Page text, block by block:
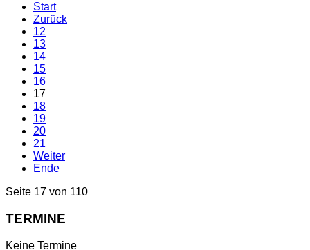
Start
Zurück
12
13
14
15
16
17
18
19
20
21
Weiter
Ende
Seite 17 von 110
TERMINE
Keine Termine